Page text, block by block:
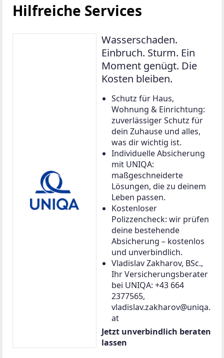
Hilfreiche Services
Wasserschaden.
Einbruch. Sturm. Ein
Moment genügt. Die
Kosten bleiben.
Schutz für Haus,
Wohnung & Einrichtung:
zuverlässiger Schutz für
dein Zuhause und alles,
was dir wichtig ist.
Individuelle Absicherung
mit UNIQA:
maßgeschneiderte
Lösungen, die zu deinem
Leben passen.
Kostenloser
Polizzencheck: wir prüfen
deine bestehende
Absicherung – kostenlos
und unverbindlich.
Vladislav Zakharov, BSc.,
Ihr Versicherungsberater
bei UNIQA: +43 664
2377565,
vladislav.zakharov@uniqa.
at
Jetzt unverbindlich beraten
lassen